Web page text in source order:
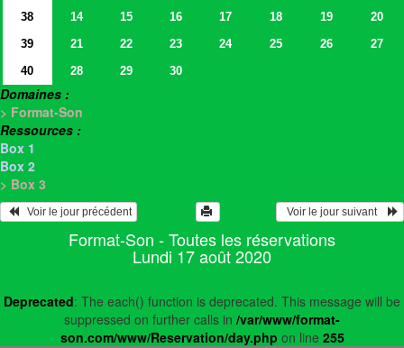
38
14 15 16 17 18 19
20
39
21 22 23 24 25 26
27
40
28 29 30
Domaines :
> Format-Son
Ressources :
Box 1
Box 2
> Box 3
   Voir le jour précédent
  Voir le jour suivant
Format-Son - Toutes les réservations
Lundi 17 août 2020
Deprecated: The each() function is deprecated. This message will be
suppressed on further calls in /var/www/format-
son.com/www/Reservation/day.php on line 255